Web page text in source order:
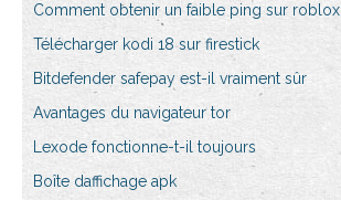
Comment obtenir un faible ping sur roblox
Télécharger kodi 18 sur firestick
Bitdefender safepay est-il vraiment sûr
Avantages du navigateur tor
Lexode fonctionne-t-il toujours
Boîte daffichage apk